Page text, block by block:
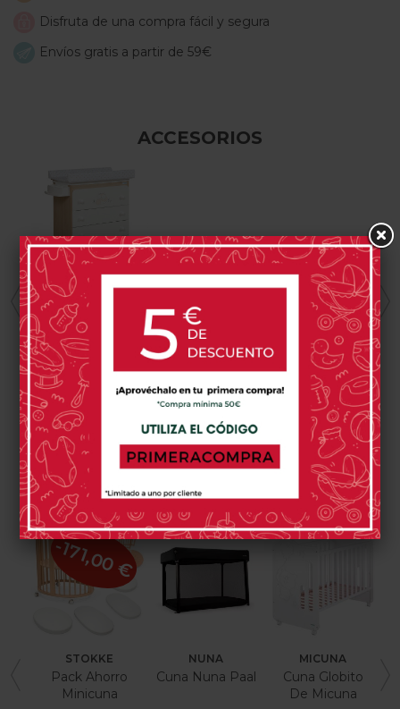
Disfruta de una compra fácil y segura
Envíos gratis a partir de 59€
ACCESORIOS
MICUNA
Bañera Micuna
Happy
383,00 €
0 opinión(es)
PRODUCTOS RELACIONADOS
STOKKE
Pack Ahorro
Minicuna
-171,00 €
NUNA
Cuna Nuna Paal
MICUNA
Cuna Globito
De Micuna